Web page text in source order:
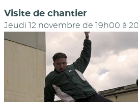
Visite de chantier
Jeudi 12 novembre de 19h00 à